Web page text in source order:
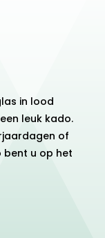
in lood
leuk kado.
of
bent u op het